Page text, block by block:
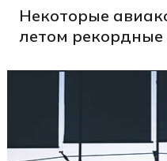
Некоторые
летом